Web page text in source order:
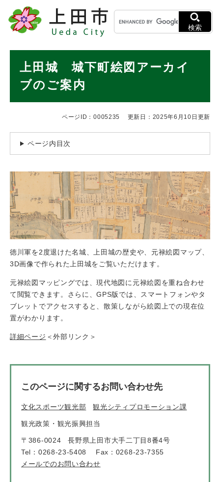
メニューを飛ばして本文へ
キ
ー
ワ
検
検索
上田城 城下町絵図アーカイ
ブのご案内
ページID：0005235 更新日：2025年6月10日更新
ページ内目次
徳川軍を2度退けた名城、上田城の歴史や、元禄絵図マップ、
3D画像で作られた上田城をご覧いただけます。
元禄絵図マッピングでは、現代地図に元禄絵図を重ね合わせ
て閲覧できます。さらに、GPS版では、スマートフォンやタ
ブレットでアクセスすると、散策しながら絵図上での現在位
置がわかります。
詳細ページ ＜外部リンク＞
このページに関するお問い合わせ先
文化スポーツ観光部 観光シティプロモーション課
観光政策・観光振興担当
〒386-0024
長野県上田市大手二丁目8番4号
Tel：0268-23-5408
Fax：0268-23-7355
メールでのお問い合わせ